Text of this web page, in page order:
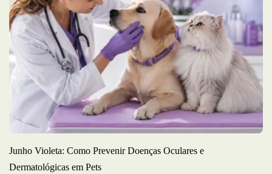
Junho Violeta: Como Prevenir Doenças Oculares e
Dermatológicas em Pets